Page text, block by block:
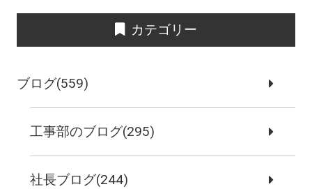
カテゴリー
ブログ(559)
工事部のブログ(295)
社長ブログ(244)